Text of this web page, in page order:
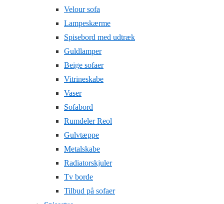
Velour sofa
Lampeskærme
Spisebord med udtræk
Guldlamper
Beige sofaer
Vitrineskabe
Vaser
Sofabord
Rumdeler Reol
Gulvtæppe
Metalskabe
Radiatorskjuler
Tv borde
Tilbud på sofaer